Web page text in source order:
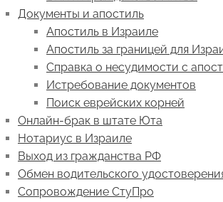
Документы и апостиль
Апостиль в Израиле
Апостиль за границей для
Справка о несудимости с
Истребование документов
Поиск еврейских корней
Онлайн-брак в штате Юта
Нотариус в Израиле
Выход из гражданства РФ
Обмен водительского
Сопровождение СтуПро